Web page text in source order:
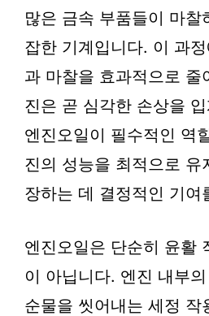
많은 금속 부품들이 마찰
잡한 기계입니다. 이 과
과 마찰을 효과적으로 줄
진은 곧 심각한 손상을
엔진오일이 필수적인 역
진의 성능을 최적으로 유
장하는 데 결정적인 기여
엔진오일은 단순히 윤활
이 아닙니다. 엔진 내부
순물을 씻어내는 세정 작